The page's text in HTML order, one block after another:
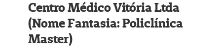
Centro Médico Vitória Ltda
(Nome Fantasia: Policlínica
Master)